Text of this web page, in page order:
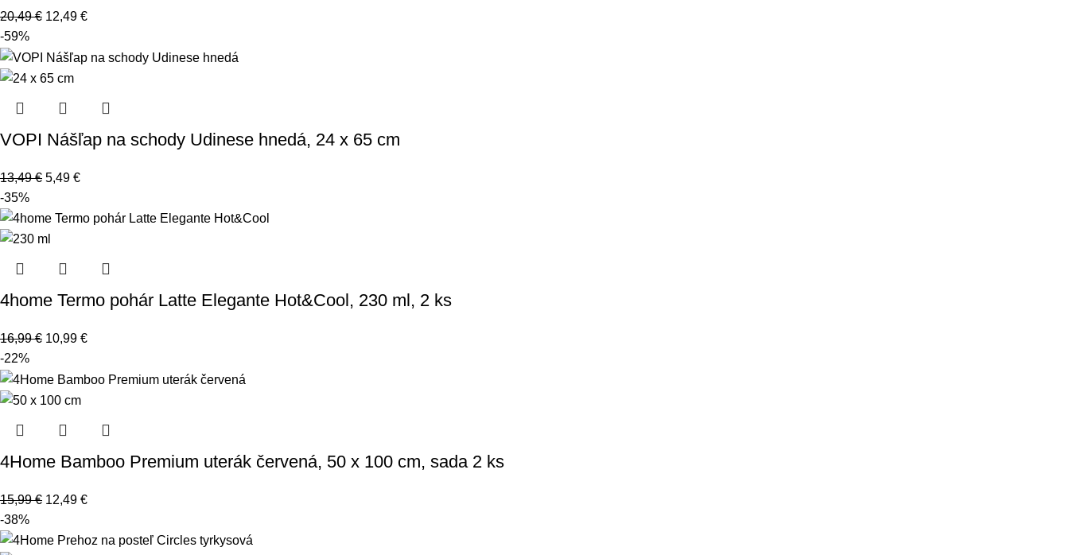
20,49€ 12,49 €
-59%
VOPI Nášľap na schody Udinese hnedá, 24 x 65 cm
13,49€ 5,49 €
-35%
4home Termo pohár Latte Elegante Hot&Cool, 230 ml, 2 ks
16,99€ 10,99 €
-22%
4Home Bamboo Premium uterák červená, 50 x 100 cm, sada 2 ks
15,99€ 12,49 €
-38%